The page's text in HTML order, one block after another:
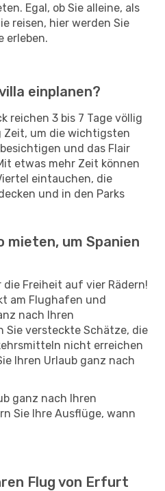
Egal, ob Sie alleine, als
reisen, hier werden Sie
erleben.
einplanen?
reichen 3 bis 7 Tage völlig
Zeit, um die wichtigsten
und das Flair
etwas mehr Zeit können
eintauchen, die
und in den Parks
mieten, um Spanien
Freiheit auf vier Rädern!
am Flughafen und
nach Ihren
Sie versteckte Schätze, die
nicht erreichen
Ihren Urlaub ganz nach
ganz nach Ihren
Sie Ihre Ausflüge, wann
Flug von Erfurt